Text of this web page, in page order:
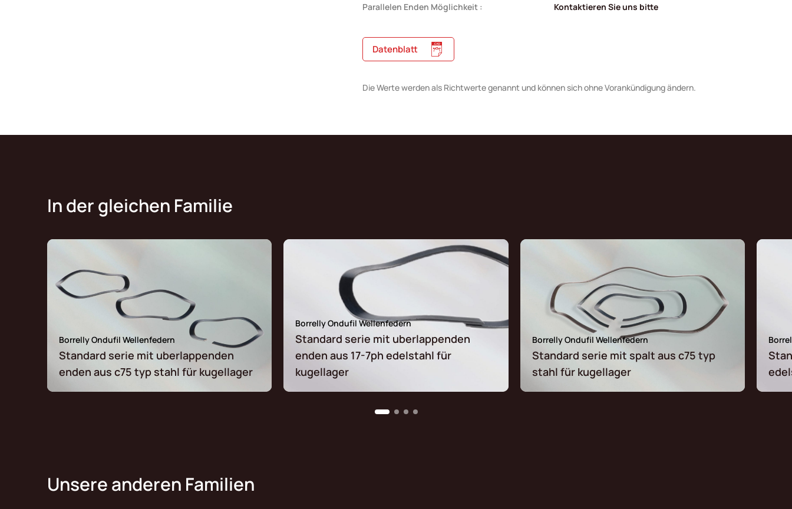
Parallelen Enden Möglichkeit : Kontaktieren Sie uns bitte
Datenblatt
Die Werte werden als Richtwerte genannt und können sich ohne Vorankündigung ändern.
In der gleichen Familie
Borrelly Ondufil Wellenfedern
Standard serie mit uberlappenden
enden aus c75 typ stahl für kugellager
Borrelly Ondufil Wellenfedern
Standard serie mit uberlappenden
enden aus 17-7ph edelstahl für
kugellager
Borrelly Ondufil Wellenfedern
Standard serie mit spalt aus c75 typ
stahl für kugellager
Unsere anderen Familien